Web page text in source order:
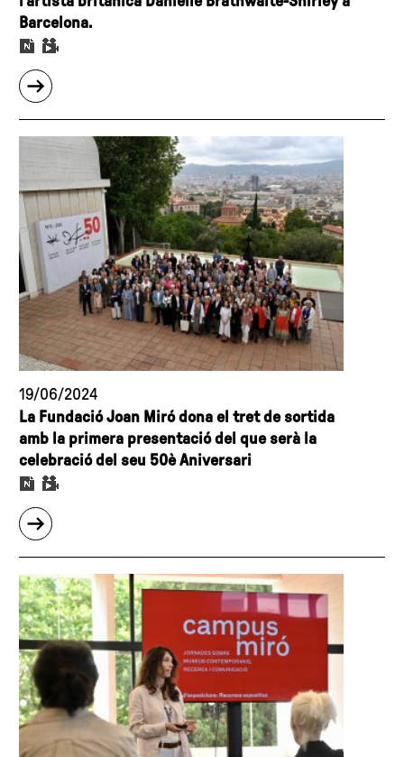
Barcelona.
Joan
presenta
Cap
comentari,
la
tercera
exposició
del
cicle
Ens
acompanyarem
quan
es
faci
fosc
13,
a
cura
d’Irina
Mutt.
Aquesta
la
19/06/2024
La Fundació Joan Miró dona el tret de sortida
amb la primera presentació del que serà la
celebració del seu 50è Aniversari
Fundació
Joan
Miró
dona
el
tret
sortida
amb